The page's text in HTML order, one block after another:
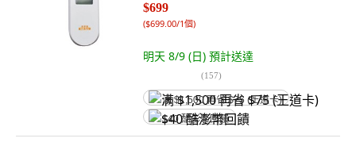
$699
($699.00/1個)
明天 8/9 (日) 預計送達
(157)
满 $1,500 再省 $75 (王道卡)
$40 酷澎幣回饋